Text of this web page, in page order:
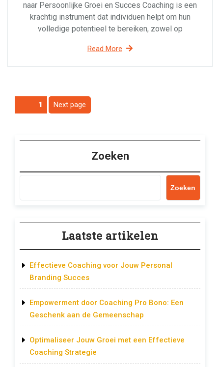
naar Persoonlijke Groei en Succes Coaching is een
krachtig instrument dat individuen helpt om hun
volledige potentieel te bereiken, zowel op
Read More
Berichtnavigatie
1 Next page
Zoeken
Zoeken
Laatste artikelen
Effectieve Coaching voor Jouw Personal
Branding Succes
Empowerment door Coaching Pro Bono: Een
Geschenk aan de Gemeenschap
Optimaliseer Jouw Groei met een Effectieve
Coaching Strategie